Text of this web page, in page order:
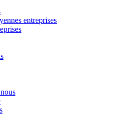
entreprises